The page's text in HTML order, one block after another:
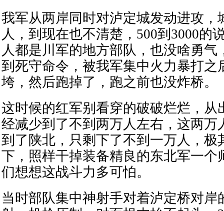
我军从两岸同时对泸定城发动进攻，
人，到现在也不清楚，500到3000的
人都是川军的地方部队，也没啥勇气
到死守命令，被我军集中火力暴打之
垮，然后跑掉了，跑之前也没炸桥。
这时候的红军别看穿的破破烂烂，从
经减少到了不到两万人左右，这两万
到了陕北，只剩下了不到一万人，极
下，照样干掉装备精良的东北军一个
们想想这战斗力多可怕。
当时部队集中神射手对着泸定桥对岸